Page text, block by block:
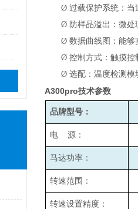
Ø 过载保护系统：当
Ø 防样品溢出：微
Ø 数据曲线图：能够
Ø 控制方式：触摸控
Ø 选配：温度检测模
A300pro技术参数
品牌型号：
电 源：
马达功率：
转速范围：
转速设置精度：